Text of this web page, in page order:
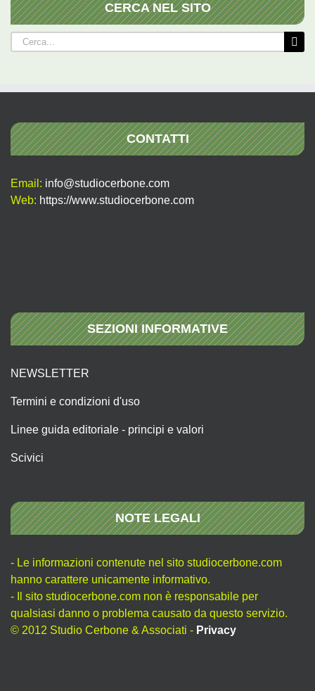
CERCA NEL SITO
Cerca
per:
CONTATTI
Email: info@studiocerbone.com
Web: https://www.studiocerbone.com
SEZIONI INFORMATIVE
NEWSLETTER
Termini e condizioni d'uso
Linee guida editoriale - principi e valori
Scivici
NOTE LEGALI
- Le informazioni contenute nel sito studiocerbone.com
hanno carattere unicamente informativo.
- Il sito studiocerbone.com non è responsabile per
qualsiasi danno o problema causato da questo servizio.
© 2012 Studio Cerbone & Associati - Privacy